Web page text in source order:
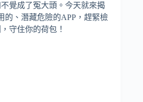
覺成了冤大頭。今天就來揭
的、潛藏危險的APP，趕緊檢
守住你的荷包！